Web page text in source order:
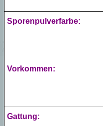
Sporenpulverfarbe:
Vorkommen:
Gattung: